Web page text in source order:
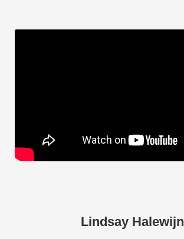
Lindsay Halewijn